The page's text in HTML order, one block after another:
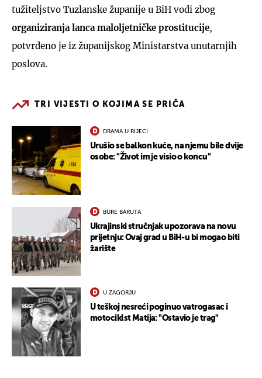
tužiteljstvo Tuzlanske županije u BiH vodi zbog
organiziranja lanca maloljetničke prostitucije,
potvrđeno je iz županijskog Ministarstva unutarnjih
poslova.
TRI VIJESTI O KOJIMA SE PRIČA
DRAMA U RIJECI
Urušio se balkon kuće, na njemu bile dvije
osobe: "Život im je visio o koncu"
BURE BARUTA
Ukrajinski stručnjak upozorava na novu
prijetnju: Ovaj grad u BiH-u bi mogao biti
žarište
U ZAGORJU
U teškoj nesreći poginuo vatrogasac i
motociklst Matija: "Ostavio je trag"